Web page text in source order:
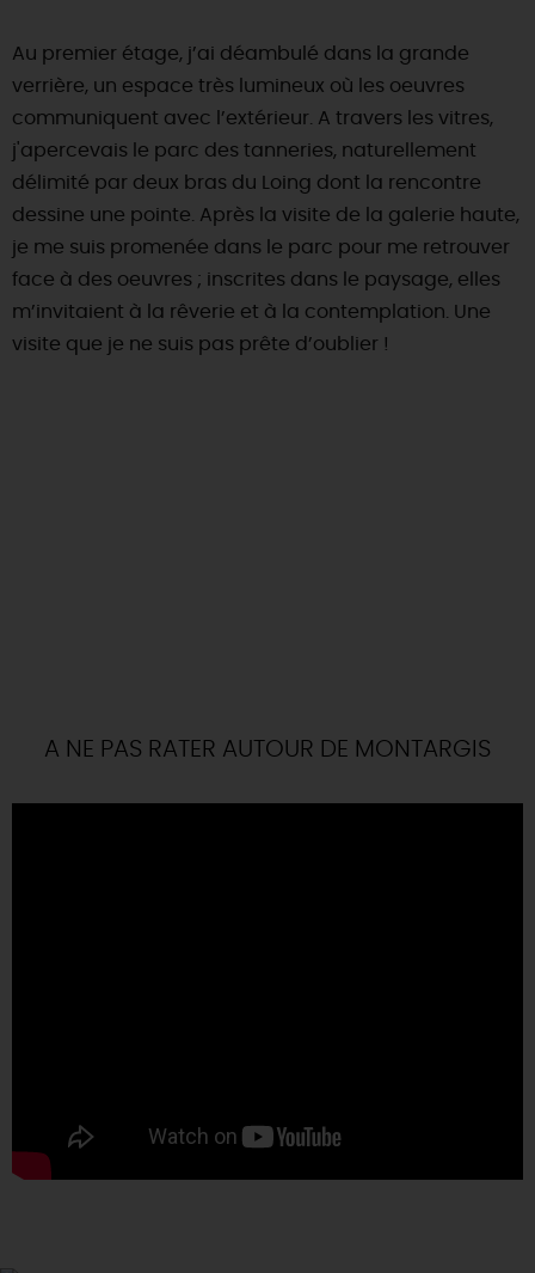
Au premier étage, j’ai déambulé dans la grande
verrière, un espace très lumineux où les oeuvres
communiquent avec l’extérieur. A travers les vitres,
j'apercevais le parc des tanneries, naturellement
délimité par deux bras du Loing dont la rencontre
dessine une pointe. Après la visite de la galerie haute,
je me suis promenée dans le parc pour me retrouver
face à des oeuvres ; inscrites dans le paysage, elles
m’invitaient à la rêverie et à la contemplation. Une
visite que je ne suis pas prête d’oublier !
A NE PAS RATER AUTOUR DE MONTARGIS